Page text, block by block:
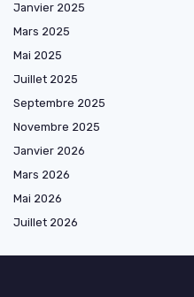
Janvier 2025
Mars 2025
Mai 2025
Juillet 2025
Septembre 2025
Novembre 2025
Janvier 2026
Mars 2026
Mai 2026
Juillet 2026